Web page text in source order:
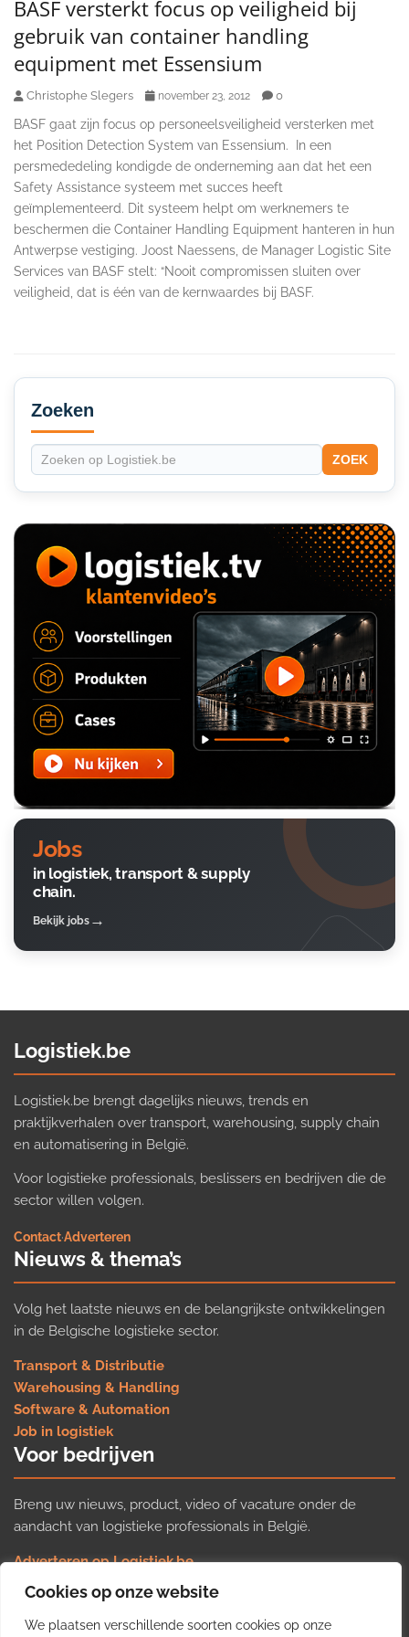
Cookies op onze website
We plaatsen verschillende soorten cookies op onze
BASF versterkt focus op veiligheid bij
gebruik van container handling
equipment met Essensium
Christophe Slegers november 23, 2012 0
BASF gaat zijn focus op personeelsveiligheid versterken met
het Position Detection System van Essensium. In een
persmededeling kondigde de onderneming aan dat het een
Safety Assistance systeem met succes heeft
geïmplementeerd. Dit systeem helpt om werknemers te
beschermen die Container Handling Equipment hanteren in hun
Antwerpse vestiging. Joost Naessens, de Manager Logistic Site
Services van BASF stelt: “Nooit compromissen sluiten over
veiligheid, dat is één van de kernwaardes bij BASF.
Secondary
Sidebar
Zoeken
ZOEK
Jobs
in logistiek, transport & supply
chain.
Bekijk jobs
Logistiek.be
Logistiek.be brengt dagelijks nieuws, trends en
praktijkverhalen over transport, warehousing, supply chain
en automatisering in België.
Voor logistieke professionals, beslissers en bedrijven die de
sector willen volgen.
Contact·Adverteren
Nieuws & thema’s
Volg het laatste nieuws en de belangrijkste ontwikkelingen
in de Belgische logistieke sector.
Transport & Distributie
Warehousing & Handling
Software & Automation
Job in logistiek
Voor bedrijven
Breng uw nieuws, product, video of vacature onder de
aandacht van logistieke professionals in België.
Adverteren op Logistiek.be
Nieuws insturen
Uw video op Logistiek.TV
Job plaatsen